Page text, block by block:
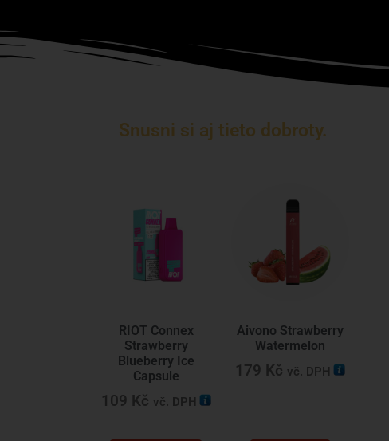
Snusni si aj tieto dobroty.
RIOT Connex
Strawberry
Blueberry Ice
Capsule
109 Kč vč. DPH
Aivono Strawberry
Watermelon
179 Kč vč. DPH